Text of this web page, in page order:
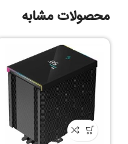
محصولات مشابه